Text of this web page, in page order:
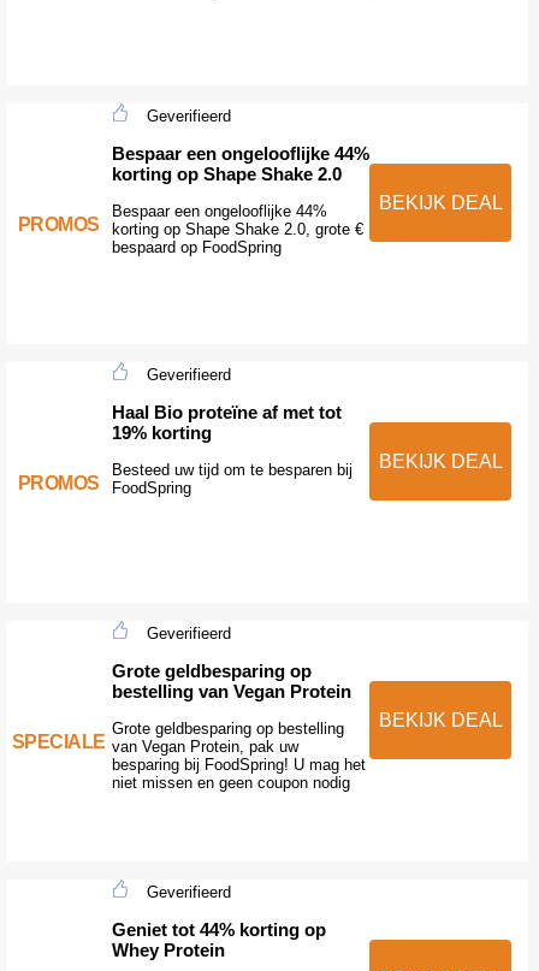
PROMOS
Geverifieerd
Bespaar een ongelooflijke 44%
korting op Shape Shake 2.0
Bespaar een ongelooflijke 44%
korting op Shape Shake 2.0, grote €
bespaard op FoodSpring
BEKIJK DEAL
PROMOS
Geverifieerd
Haal Bio proteïne af met tot
19% korting
Besteed uw tijd om te besparen bij
FoodSpring
BEKIJK DEAL
SPECIALE
Geverifieerd
Grote geldbesparing op
bestelling van Vegan Protein
Grote geldbesparing op bestelling
van Vegan Protein, pak uw
besparing bij FoodSpring! U mag het
niet missen en geen coupon nodig
BEKIJK DEAL
Geverifieerd
Geniet tot 44% korting op
Whey Protein